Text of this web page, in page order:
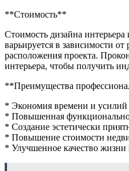
**Стоимость**
Стоимость дизайна
варьируется в зависимости
расположения проекта.
интерьера, чтобы получить
**Преимущества
* Экономия времени и усилий
* Повышенная
* Создание эстетически
* Повышение стоимости
* Улучшенное качество жизни